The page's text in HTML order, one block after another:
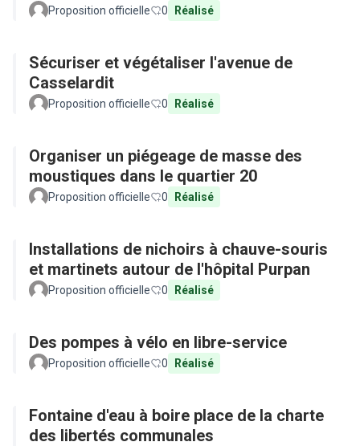
Proposition officielle 0 Réalisé
Sécuriser et végétaliser l'avenue de
Casselardit
Proposition officielle 0 Réalisé
Organiser un piégeage de masse des
moustiques dans le quartier 20
Proposition officielle 0 Réalisé
Installations de nichoirs à chauve-souris
et martinets autour de l'hôpital Purpan
Proposition officielle 0 Réalisé
Des pompes à vélo en libre-service
Proposition officielle 0 Réalisé
Fontaine d'eau à boire place de la charte
des libertés communales